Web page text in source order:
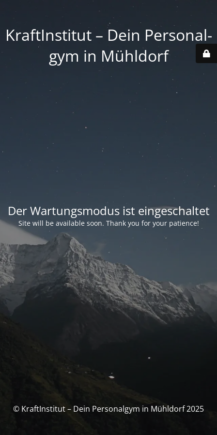
Kraft­Institut – Dein Personal­
gym in Mühldorf
Der Wartungsmodus ist eingeschaltet
Site will be available soon. Thank you for your patience!
© Kraft­Institut – Dein Personal­gym in Mühldorf 2025